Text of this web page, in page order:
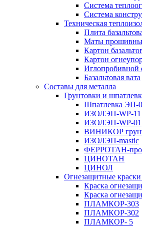
Система
Система
Техническая
Плита
Маты
Картон
Картон
Базальтовая вата
Составы для металла
Грунтовки и
Шпатлевка ЭП-
ИЗОЛЭП-WP-11
ИЗОЛЭП-WP-01
ВИНИКОР
ИЗОЛЭП-mastic
ФЕРРОТАН-про
ЦИНОТАН
ЦИНОЛ
Огнезащитные краски
Краска
Краска
ПЛАМКОР-303
ПЛАМКОР-302
ПЛАМКОР- 5